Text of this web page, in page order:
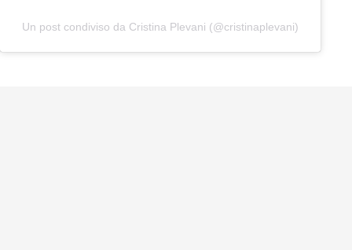
Un post condiviso da Cristina Plevani (@cristinaplevani)